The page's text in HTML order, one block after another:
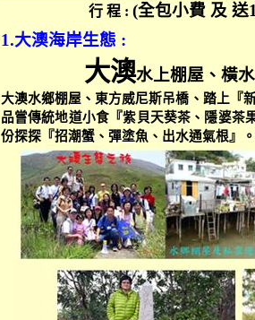
行 程 :(全包小費 及 送
1.大澳海岸生態:
大澳水上棚屋、橫
大澳水鄉棚屋、東方威尼斯吊橋、踏上『
品嘗傳統地道小食『紫貝天葵茶、隱婆茶
份探探『招潮蟹、彈塗魚、出水通氣根』。